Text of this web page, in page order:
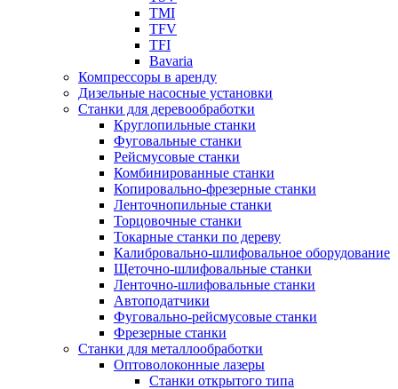
TMI
TFV
TFI
Bavaria
Компрессоры в аренду
Дизельные насосные установки
Станки для деревообработки
Круглопильные станки
Фуговальные станки
Рейсмусовые станки
Комбинированные станки
Копировально-фрезерные станки
Ленточнопильные станки
Торцовочные станки
Токарные станки по дереву
Калибровально-шлифовальное оборудование
Щеточно-шлифовальные станки
Ленточно-шлифовальные станки
Автоподатчики
Фуговально-рейсмусовые станки
Фрезерные станки
Станки для металлообработки
Оптоволоконные лазеры
Станки открытого типа